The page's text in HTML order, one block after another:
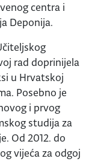
centra i
Deponija.
rad doprinijela
u Hrvatskoj
Posebno je
i prvog
studija za
Od 2012. do
vijeća za odgoj